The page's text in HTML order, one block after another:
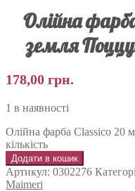
Олійна
земля
178,00 грн.
1 в наявності
Олійна фарба Classico 20
кількість
Додати в кошик
Артикул: 0302276
Maimeri